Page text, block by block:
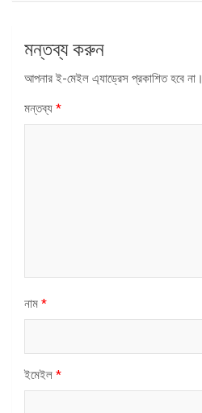
মন্তব্য করুন
আপনার ই-মেইল এ্যাড্রেস প্রকাশিত হবে না।
মন্তব্য *
নাম *
ইমেইল *